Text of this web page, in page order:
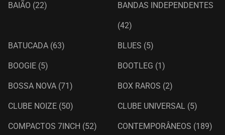
BAIÃO (22) BANDAS INDEPENDENTES
(42)
BATUCADA (63) BLUES (5)
BOOGIE (5) BOOTLEG (1)
BOSSA NOVA (71) BOX RAROS (2)
CLUBE NOIZE (50) CLUBE UNIVERSAL (5)
COMPACTOS 7INCH (52) CONTEMPORÂNEOS (189)